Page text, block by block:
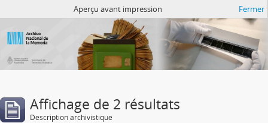
Aperçu avant impression Fermer
Affichage de 2 résultats
Description archivistique